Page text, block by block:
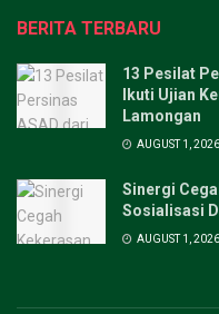
BERITA TERBARU
13 Pesilat
Ikuti Ujian
Lamongan
AUGUST 1, 2026
Sinergi
Sosialisasi
AUGUST 1, 2026